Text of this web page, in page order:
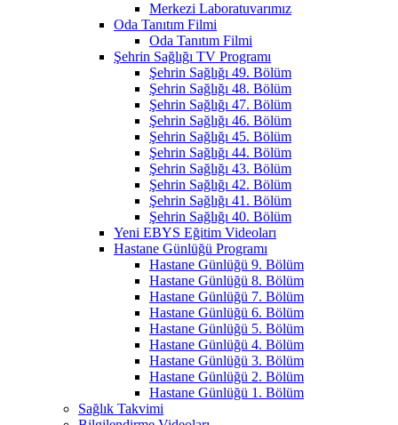
Merkezi Laboratuvarımız
Oda Tanıtım Filmi
Oda Tanıtım Filmi
Şehrin Sağlığı TV Programı
Şehrin Sağlığı 49. Bölüm
Şehrin Sağlığı 48. Bölüm
Şehrin Sağlığı 47. Bölüm
Şehrin Sağlığı 46. Bölüm
Şehrin Sağlığı 45. Bölüm
Şehrin Sağlığı 44. Bölüm
Şehrin Sağlığı 43. Bölüm
Şehrin Sağlığı 42. Bölüm
Şehrin Sağlığı 41. Bölüm
Şehrin Sağlığı 40. Bölüm
Yeni EBYS Eğitim Videoları
Hastane Günlüğü Programı
Hastane Günlüğü 9. Bölüm
Hastane Günlüğü 8. Bölüm
Hastane Günlüğü 7. Bölüm
Hastane Günlüğü 6. Bölüm
Hastane Günlüğü 5. Bölüm
Hastane Günlüğü 4. Bölüm
Hastane Günlüğü 3. Bölüm
Hastane Günlüğü 2. Bölüm
Hastane Günlüğü 1. Bölüm
Sağlık Takvimi